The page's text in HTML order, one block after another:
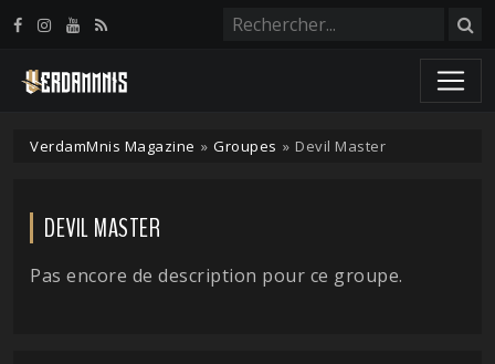
VerdamMnis Magazine » Groupes » Devil Master
DEVIL MASTER
Pas encore de description pour ce groupe.
Panneau de gestion des cookies